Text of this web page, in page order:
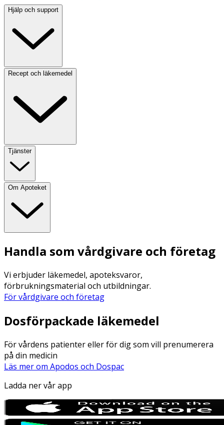
Hjälp och support
Recept och läkemedel
Tjänster
Om Apoteket
Handla som vårdgivare och företag
Vi erbjuder läkemedel, apoteksvaror,
förbrukningsmaterial och utbildningar.
För vårdgivare och företag
Dosförpackade läkemedel
För vårdens patienter eller för dig som vill prenumerera
på din medicin
Läs mer om Apodos och Dospac
Ladda ner vår app